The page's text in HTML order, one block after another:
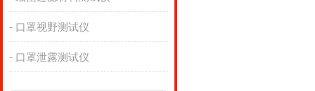
口罩视野测试仪
口罩泄露测试仪